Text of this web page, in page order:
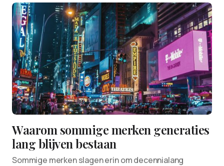
Waarom sommige merken generaties
lang blijven bestaan
Sommige merken slagen erin om decennialang